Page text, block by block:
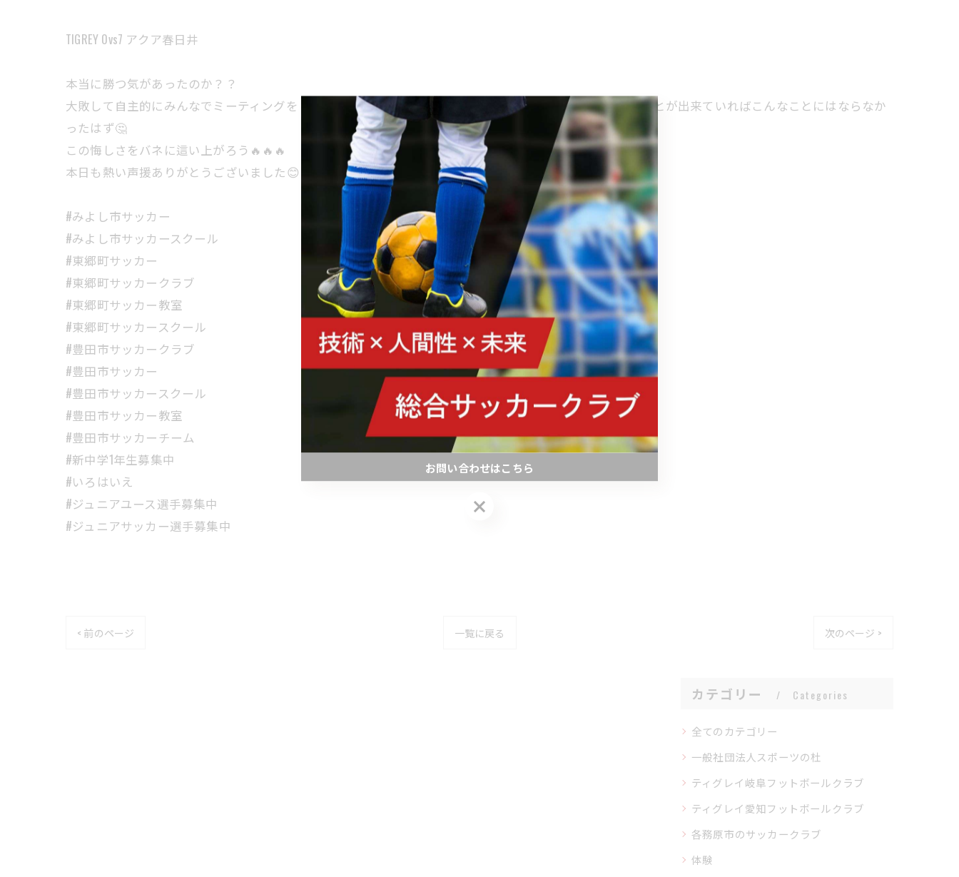
TIGREY 0vs7 アクア春日井
本当に勝つ気があったのか？？
大敗して自主的にみんなでミーティングをして改善しようとした姿は素晴らしいけど、大敗する前に同じことが出来ていればこんなことにはならなか
ったはず🤔
この悔しさをバネに這い上がろう🔥🔥🔥
本日も熱い声援ありがとうございました😊
#みよし市サッカー
#みよし市サッカースクール
#東郷町サッカー
#東郷町サッカークラブ
#東郷町サッカー教室
#東郷町サッカースクール
#豊田市サッカークラブ
#豊田市サッカー
#豊田市サッカースクール
#豊田市サッカー教室
#豊田市サッカーチーム
#新中学1年生募集中
#いろはいえ
#ジュニアユース選手募集中
#ジュニアサッカー選手募集中
< 前のページ 一覧に戻る 次のページ >
カテゴリー Categories
全てのカテゴリー
一般社団法人スポーツの杜
ティグレイ岐阜フットボールクラブ
ティグレイ愛知フットボールクラブ
各務原市のサッカークラブ
体験
お問い合わせはこちら
お問い合わせはこちら